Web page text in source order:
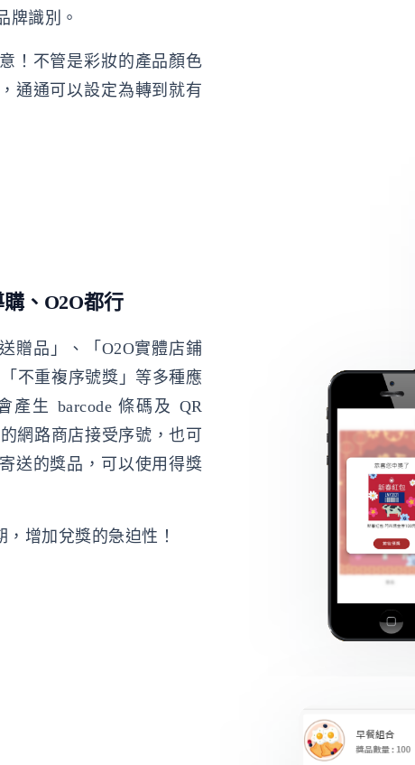
牌識別。
！不管是彩妝的產品顏色
通通可以設定為轉到就有
、O2O都行
贈品」、「O2O實體店鋪
不重複序號獎」等多種應
產生 barcode 條碼及 QR
網路商店接受序號，也可
送的獎品，可以使用得獎
增加兌獎的急迫性！